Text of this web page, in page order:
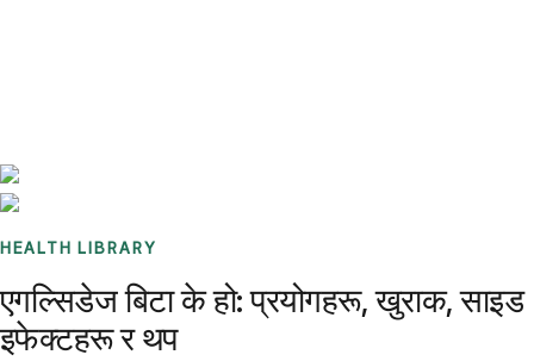
HEALTH LIBRARY
एगल्सिडेज बिटा के हो: प्रयोगहरू, खुराक, साइड
इफेक्टहरू र थप